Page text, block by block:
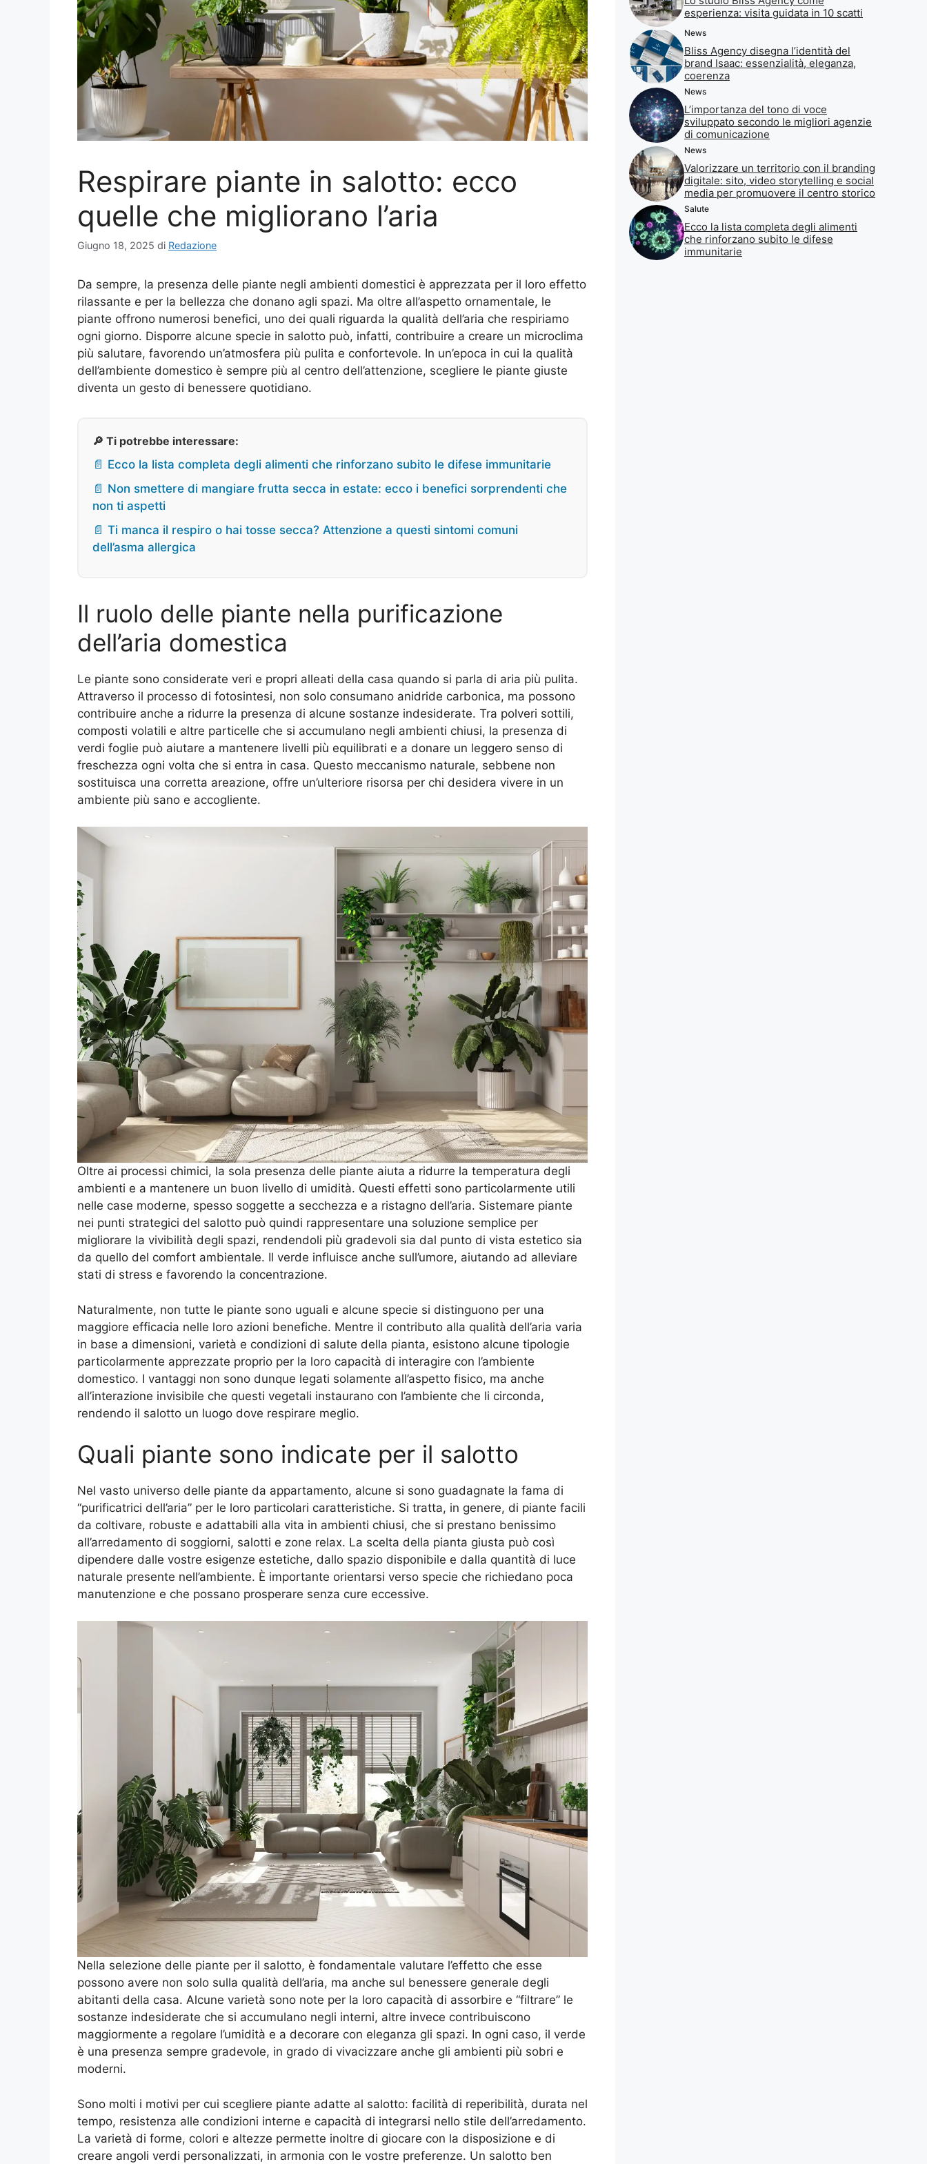
Respirare piante in salotto: ecco
quelle che migliorano l’aria
Giugno 18, 2025 di Redazione
Da sempre, la presenza delle piante negli ambienti domestici è apprezzata per il loro effetto
rilassante e per la bellezza che donano agli spazi. Ma oltre all’aspetto ornamentale, le
piante offrono numerosi benefici, uno dei quali riguarda la qualità dell’aria che respiriamo
ogni giorno. Disporre alcune specie in salotto può, infatti, contribuire a creare un microclima
più salutare, favorendo un’atmosfera più pulita e confortevole. In un’epoca in cui la qualità
dell’ambiente domestico è sempre più al centro dell’attenzione, scegliere le piante giuste
diventa un gesto di benessere quotidiano.
🔎 Ti potrebbe interessare:
📄 Ecco la lista completa degli alimenti che rinforzano subito le difese immunitarie
📄 Non smettere di mangiare frutta secca in estate: ecco i benefici sorprendenti che
non ti aspetti
📄 Ti manca il respiro o hai tosse secca? Attenzione a questi sintomi comuni
dell’asma allergica
Il ruolo delle piante nella purificazione
dell’aria domestica
Le piante sono considerate veri e propri alleati della casa quando si parla di aria più pulita.
Attraverso il processo di fotosintesi, non solo consumano anidride carbonica, ma possono
contribuire anche a ridurre la presenza di alcune sostanze indesiderate. Tra polveri sottili,
composti volatili e altre particelle che si accumulano negli ambienti chiusi, la presenza di
verdi foglie può aiutare a mantenere livelli più equilibrati e a donare un leggero senso di
freschezza ogni volta che si entra in casa. Questo meccanismo naturale, sebbene non
sostituisca una corretta areazione, offre un’ulteriore risorsa per chi desidera vivere in un
ambiente più sano e accogliente.
Oltre ai processi chimici, la sola presenza delle piante aiuta a ridurre la temperatura degli
ambienti e a mantenere un buon livello di umidità. Questi effetti sono particolarmente utili
nelle case moderne, spesso soggette a secchezza e a ristagno dell’aria. Sistemare piante
nei punti strategici del salotto può quindi rappresentare una soluzione semplice per
migliorare la vivibilità degli spazi, rendendoli più gradevoli sia dal punto di vista estetico sia
da quello del comfort ambientale. Il verde influisce anche sull’umore, aiutando ad alleviare
stati di stress e favorendo la concentrazione.
Naturalmente, non tutte le piante sono uguali e alcune specie si distinguono per una
maggiore efficacia nelle loro azioni benefiche. Mentre il contributo alla qualità dell’aria varia
in base a dimensioni, varietà e condizioni di salute della pianta, esistono alcune tipologie
particolarmente apprezzate proprio per la loro capacità di interagire con l’ambiente
domestico. I vantaggi non sono dunque legati solamente all’aspetto fisico, ma anche
all’interazione invisibile che questi vegetali instaurano con l’ambiente che li circonda,
rendendo il salotto un luogo dove respirare meglio.
Quali piante sono indicate per il salotto
Nel vasto universo delle piante da appartamento, alcune si sono guadagnate la fama di
“purificatrici dell’aria” per le loro particolari caratteristiche. Si tratta, in genere, di piante facili
da coltivare, robuste e adattabili alla vita in ambienti chiusi, che si prestano benissimo
all’arredamento di soggiorni, salotti e zone relax. La scelta della pianta giusta può così
dipendere dalle vostre esigenze estetiche, dallo spazio disponibile e dalla quantità di luce
naturale presente nell’ambiente. È importante orientarsi verso specie che richiedano poca
manutenzione e che possano prosperare senza cure eccessive.
Nella selezione delle piante per il salotto, è fondamentale valutare l’effetto che esse
possono avere non solo sulla qualità dell’aria, ma anche sul benessere generale degli
abitanti della casa. Alcune varietà sono note per la loro capacità di assorbire e “filtrare” le
sostanze indesiderate che si accumulano negli interni, altre invece contribuiscono
maggiormente a regolare l’umidità e a decorare con eleganza gli spazi. In ogni caso, il verde
è una presenza sempre gradevole, in grado di vivacizzare anche gli ambienti più sobri e
moderni.
Sono molti i motivi per cui scegliere piante adatte al salotto: facilità di reperibilità, durata nel
tempo, resistenza alle condizioni interne e capacità di integrarsi nello stile dell’arredamento.
La varietà di forme, colori e altezze permette inoltre di giocare con la disposizione e di
creare angoli verdi personalizzati, in armonia con le vostre preferenze. Un salotto ben
esperienza: visita guidata in 10 scatti
News
Bliss Agency disegna l’identità del
brand Isaac: essenzialità, eleganza,
coerenza
News
L’importanza del tono di voce
sviluppato secondo le migliori agenzie
di comunicazione
News
Valorizzare un territorio con il branding
digitale: sito, video storytelling e social
media per promuovere il centro storico
Salute
Ecco la lista completa degli alimenti
che rinforzano subito le difese
immunitarie